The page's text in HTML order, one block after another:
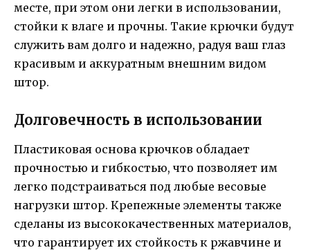
месте, при этом они легки в использовании,
стойки к влаге и прочны. Такие крючки будут
служить вам долго и надежно, радуя ваш глаз
красивым и аккуратным внешним видом
штор.
Долговечность в использовании
Пластиковая основа крючков обладает
прочностью и гибкостью, что позволяет им
легко подстраиваться под любые весовые
нагрузки штор. Крепежные элементы также
сделаны из высококачественных материалов,
что гарантирует их стойкость к ржавчине и